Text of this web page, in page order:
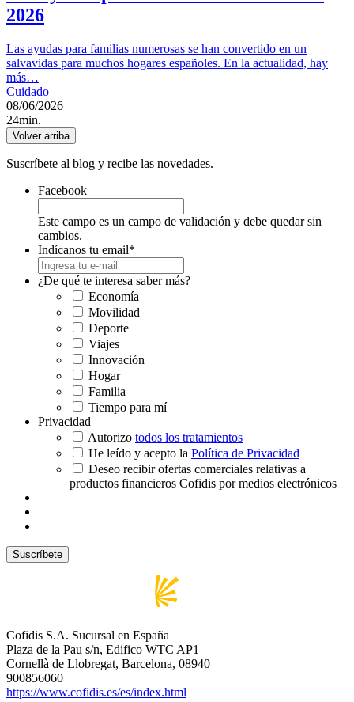
2026
Las ayudas para familias numerosas se han convertido en un
salvavidas para muchos hogares españoles. En la actualidad, hay
más…
Cuidado
08/06/2026
24min.
Volver arriba
Suscríbete al blog y recibe las novedades.
Facebook
Este campo es un campo de validación y debe quedar sin
cambios.
Indícanos tu email*
¿De qué te interesa saber más?
Economía
Movilidad
Deporte
Viajes
Innovación
Hogar
Familia
Tiempo para mí
Privacidad
Autorizo todos los tratamientos
He leído y acepto la Política de Privacidad
Deseo recibir ofertas comerciales relativas a
productos financieros Cofidis por medios electrónicos
Cofidis S.A. Sucursal en España
Plaza de la Pau s/n, Edifico WTC AP1
Cornellà de Llobregat, Barcelona, 08940
900856060
https://www.cofidis.es/es/index.html